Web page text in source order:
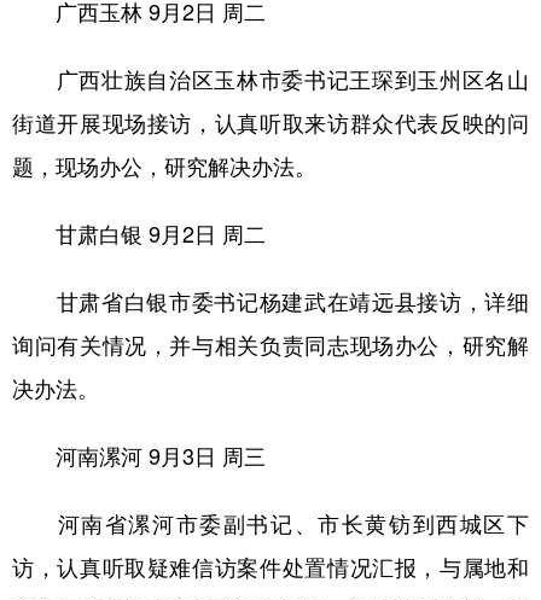
广西玉林 9月2日 周二
广西壮族自治区玉林市委书记王琛到玉州区名山
街道开展现场接访，认真听取来访群众代表反映的问
题，现场办公，研究解决办法。
甘肃白银 9月2日 周二
甘肃省白银市委书记杨建武在靖远县接访，详细
询问有关情况，并与相关负责同志现场办公，研究解
决办法。
河南漯河 9月3日 周三
河南省漯河市委副书记、市长黄钫到西城区下
访，认真听取疑难信访案件处置情况汇报，与属地和